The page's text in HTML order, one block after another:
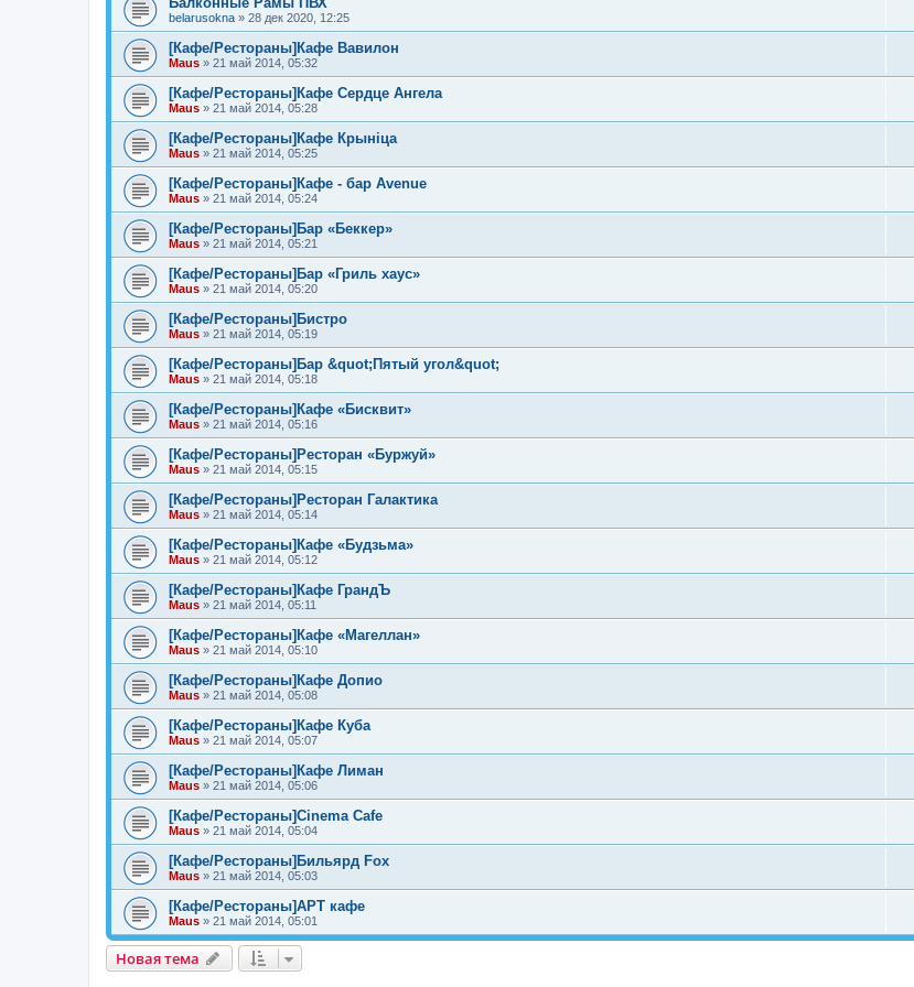
belarusokna » 28 дек 2020, 12:25
[Кафе/Рестораны]Кафе Вавилон
Maus » 21 май 2014, 05:32
[Кафе/Рестораны]Кафе Сердце Ангела
Maus » 21 май 2014, 05:28
[Кафе/Рестораны]Кафе Крыніца
Maus » 21 май 2014, 05:25
[Кафе/Рестораны]Кафе - бар Avenue
Maus » 21 май 2014, 05:24
[Кафе/Рестораны]Бар «Беккер»
Maus » 21 май 2014, 05:21
[Кафе/Рестораны]Бар «Гриль хаус»
Maus » 21 май 2014, 05:20
[Кафе/Рестораны]Бистро
Maus » 21 май 2014, 05:19
[Кафе/Рестораны]Бар &quot;Пятый угол&quot;
Maus » 21 май 2014, 05:18
[Кафе/Рестораны]Кафе «Бисквит»
Maus » 21 май 2014, 05:16
[Кафе/Рестораны]Ресторан «Буржуй»
Maus » 21 май 2014, 05:15
[Кафе/Рестораны]Ресторан Галактика
Maus » 21 май 2014, 05:14
[Кафе/Рестораны]Кафе «Будзьма»
Maus » 21 май 2014, 05:12
[Кафе/Рестораны]Кафе ГрандЪ
Maus » 21 май 2014, 05:11
[Кафе/Рестораны]Кафе «Магеллан»
Maus » 21 май 2014, 05:10
[Кафе/Рестораны]Кафе Допио
Maus » 21 май 2014, 05:08
[Кафе/Рестораны]Кафе Куба
Maus » 21 май 2014, 05:07
[Кафе/Рестораны]Кафе Лиман
Maus » 21 май 2014, 05:06
[Кафе/Рестораны]Cinema Cafe
Maus » 21 май 2014, 05:04
[Кафе/Рестораны]Бильярд Fox
Maus » 21 май 2014, 05:03
[Кафе/Рестораны]АРТ кафе
Maus » 21 май 2014, 05:01
Новая тема
Новаятема